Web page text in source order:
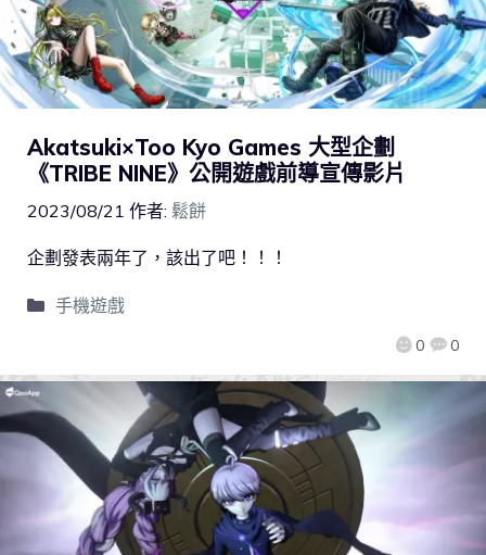
Akatsuki×Too Kyo Games 大型企劃
《TRIBE NINE》公開遊戲前導宣傳影片
2023/08/21 作者: 鬆餅
0 0
企劃發表兩年了，該出了吧！！！
手機遊戲